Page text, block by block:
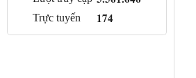
Trực tuyến 174